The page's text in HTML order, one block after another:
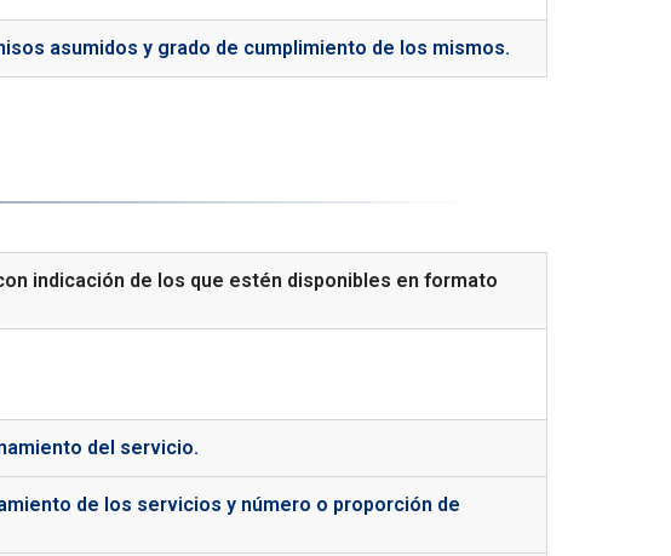
asumidos y grado de cumplimiento de los mismos.
indicación de los que estén disponibles en formato
del servicio.
de los servicios y número o proporción de